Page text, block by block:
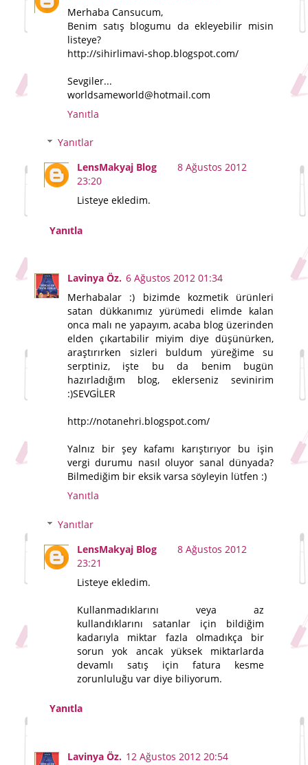
Merhaba Cansucum,
Benim satış blogumu da ekleyebilir misin
listeye?
http://sihirlimavi-shop.blogspot.com/
Sevgiler...
worldsameworld@hotmail.com
Yanıtla
Yanıtlar
LensMakyaj Blog
8 Ağustos 2012
23:20
Listeye ekledim.
Yanıtla
Lavinya Öz. 6 Ağustos 2012 01:34
Merhabalar :) bizimde kozmetik ürünleri
satan dükkanımız yürümedi elimde kalan
onca malı ne yapayım, acaba blog üzerinden
elden çıkartabilir miyim diye düşünürken,
araştırırken sizleri buldum yüreğime su
serptiniz, işte bu da benim bugün
hazırladığım blog, eklerseniz sevinirim
:)SEVGİLER
http://notanehri.blogspot.com/
Yalnız bir şey kafamı karıştırıyor bu işin
vergi durumu nasıl oluyor sanal dünyada?
Bilmediğim bir eksik varsa söyleyin lütfen :)
Yanıtla
Yanıtlar
LensMakyaj Blog
8 Ağustos 2012
23:21
Listeye ekledim.
Kullanmadıklarını veya az
kullandıklarını satanlar için bildiğim
kadarıyla miktar fazla olmadıkça bir
sorun yok ancak yüksek miktarlarda
devamlı satış için fatura kesme
zorunluluğu var diye biliyorum.
Yanıtla
Lavinya Öz. 12 Ağustos 2012 20:54